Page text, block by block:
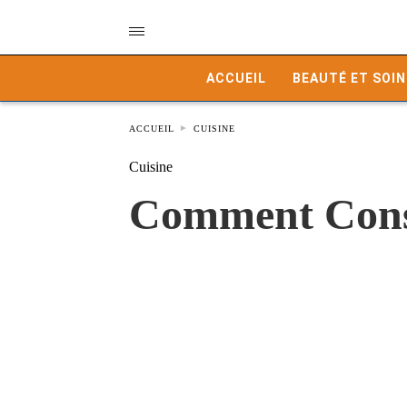
ACCUEIL BEAUTÉ ET SOIN
ACCUEIL CUISINE
Cuisine
Comment